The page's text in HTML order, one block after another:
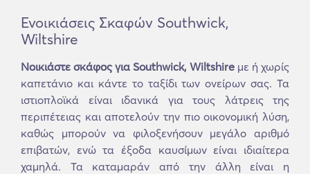
Ενοικιάσεις Σκαφών Southwick,
Wiltshire
Νοικιάστε σκάφος για Southwick, Wiltshireμε ή χωρίς
καπετάνιο και κάντε το ταξίδι των ονείρων σας. Τα
ιστιοπλοϊκά είναι ιδανικά για τους λάτρεις της
περιπέτειας και αποτελούν την πιο οικονομική λύση,
καθώς μπορούν να φιλοξενήσουν μεγάλο αριθμό
επιβατών, ενώ τα έξοδα καυσίμων είναι ιδιαίτερα
χαμηλά. Τα καταμαράν από την άλλη είναι η